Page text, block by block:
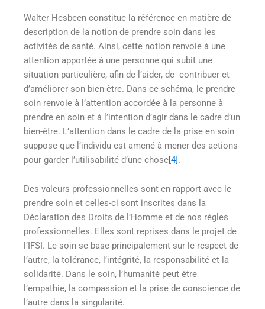
Walter Hesbeen constitue la référence en matière de
description de la notion de prendre soin dans les
activités de santé. Ainsi, cette notion renvoie à une
attention apportée à une personne qui subit une
situation particulière, afin de l’aider, de contribuer et
d’améliorer son bien-être. Dans ce schéma, le prendre
soin renvoie à l’attention accordée à la personne à
prendre en soin et à l’intention d’agir dans le cadre d’un
bien-être. L’attention dans le cadre de la prise en soin
suppose que l’individu est amené à mener des actions
pour garder l’utilisabilité d’une chose[4].
Des valeurs professionnelles sont en rapport avec le
prendre soin et celles-ci sont inscrites dans la
Déclaration des Droits de l’Homme et de nos règles
professionnelles. Elles sont reprises dans le projet de
l’IFSI. Le soin se base principalement sur le respect de
l’autre, la tolérance, l’intégrité, la responsabilité et la
solidarité. Dans le soin, l’humanité peut être
l’empathie, la compassion et la prise de conscience de
l’autre dans la singularité.